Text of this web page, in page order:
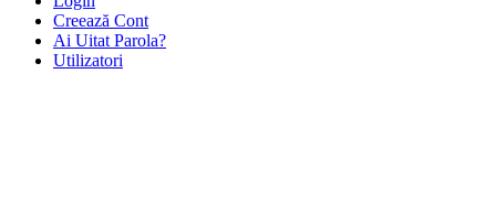
Creează Cont
Ai Uitat Parola?
Utilizatori